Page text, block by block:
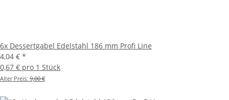
6x Dessertgabel Edelstahl 186 mm Profi Line
4,04 € *
0,67 € pro 1 Stück
Alter Preis: 9,00 €